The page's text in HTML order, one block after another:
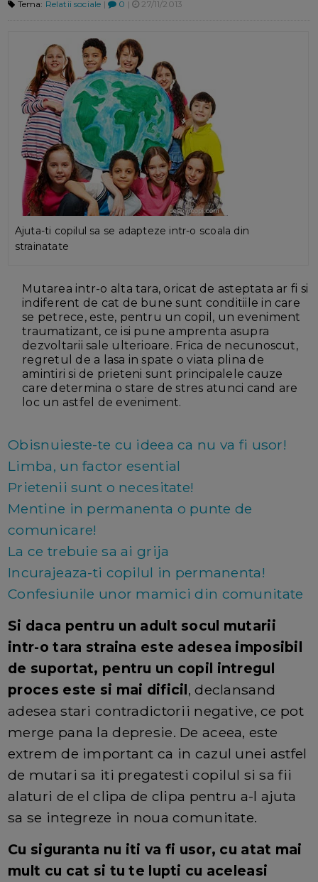
Tema: Relatii sociale | 0 | 27/11/2013
Ajuta-ti copilul sa se adapteze intr-o scoala din
strainatate
Mutarea intr-o alta tara, oricat de asteptata ar fi si
indiferent de cat de bune sunt conditiile in care
se petrece, este, pentru un copil, un eveniment
traumatizant, ce isi pune amprenta asupra
dezvoltarii sale ulterioare. Frica de necunoscut,
regretul de a lasa in spate o viata plina de
amintiri si de prieteni sunt principalele cauze
care determina o stare de stres atunci cand are
loc un astfel de eveniment.
Obisnuieste-te cu ideea ca nu va fi usor!
Limba, un factor esential
Prietenii sunt o necesitate!
Mentine in permanenta o punte de
comunicare!
La ce trebuie sa ai grija
Incurajeaza-ti copilul in permanenta!
Confesiunile unor mamici din comunitate
Si daca pentru un adult socul mutarii
intr-o tara straina este adesea imposibil
de suportat, pentru un copil intregul
proces este si mai dificil, declansand
adesea stari contradictorii negative, ce pot
merge pana la depresie. De aceea, este
extrem de important ca in cazul unei astfel
de mutari sa iti pregatesti copilul si sa fii
alaturi de el clipa de clipa pentru a-l ajuta
sa se integreze in noua comunitate.
Cu siguranta nu iti va fi usor, cu atat mai
mult cu cat si tu te lupti cu aceleasi